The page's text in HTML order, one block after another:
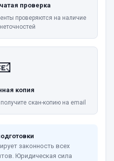
проверка
проверяются на наличие
копия
скан-копию на email
законность всех
Юридическая сила